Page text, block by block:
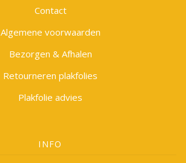
Contact
Algemene voorwaarden
Bezorgen & Afhalen
Retourneren plakfolies
Plakfolie advies
INFO